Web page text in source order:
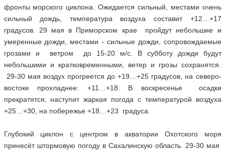
фронты морского циклона. Ожидается сильный, местами очень
сильный дождь, температура воздуха составит +12…+17
градусов. 29 мая в Приморском крае пройдут небольшие и
умеренные дожди, местами - сильные дожди, сопровождаемые
грозами и ветром до 15-20 м/с. В субботу дожди будут
небольшими и кратковременными, ветер и грозы сохранятся.
29-30 мая воздух прогреется до +19…+25 градусов, на северо-
востоке прохладнее: +11…+18. В воскресенье осадки
прекратятся, наступит жаркая погода с температурой воздуха
+25…+30, на побережье +18…+23 градуса.
Глубокий циклон с центром в акватории Охотского моря
принесёт штормовую погоду в Сахалинскую область. 29-30 мая